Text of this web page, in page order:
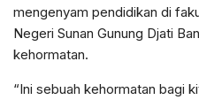
mengenyam pendidikan di
Negeri Sunan Gunung Djati
kehormatan.
“Ini sebuah kehormatan bagi